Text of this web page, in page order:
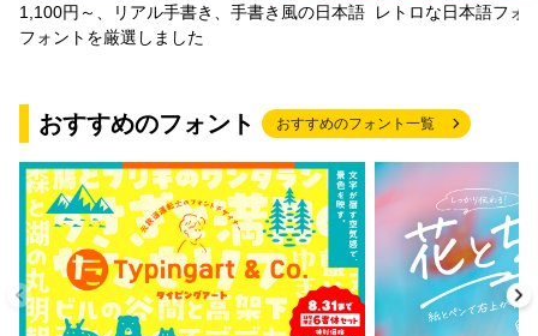
1,100円～、リアル手書き、手書き風の日本語
フォントを厳選しました
レトロな日本語フォ
おすすめのフォント おすすめのフォント一覧